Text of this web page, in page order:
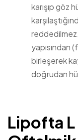
karışıp göz
yapısından
birleşerek
doğrudan
Lipofta